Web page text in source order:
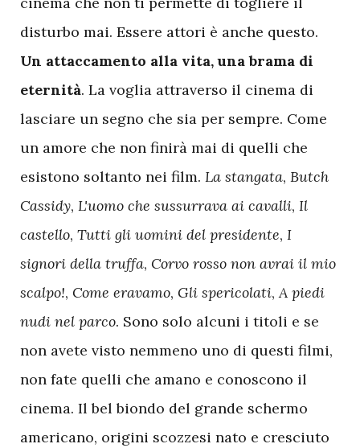
disturbo mai. Essere attori è anche questo.
Un attaccamento alla vita, una brama di
eternità. La voglia attraverso il cinema di
lasciare un segno che sia per sempre. Come
un amore che non finirà mai di quelli che
esistono soltanto nei film. La stangata, Butch
Cassidy, L'uomo che sussurrava ai cavalli, Il
castello, Tutti gli uomini del presidente, I
signori della truffa, Corvo rosso non avrai il mio
scalpo!, Come eravamo, Gli spericolati,A piedi
nudi nel parco. Sono solo alcuni i titoli e se
non avete visto nemmeno uno di questi filmi,
non fate quelli che amano e conoscono il
cinema. Il bel biondo del grande schermo
americano, origini scozzesi nato e cresciuto